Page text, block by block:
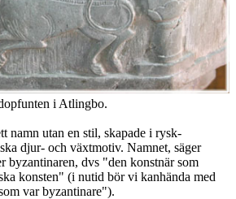
i Atlingbo.
namn utan en stil, skapade i rysk-
djur- och växtmotiv. Namnet, säger
byzantinaren, dvs "den konstnär som
konsten" (i nutid bör vi kanhända med
var byzantinare").